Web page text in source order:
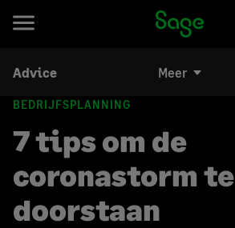
Advice Meer
BEDRIJFSPLANNING
7 tips om de
coronastorm te
doorstaan